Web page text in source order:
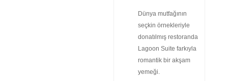
Dünya mutfağının
seçkin örnekleriyle
donatılmış restoranda
Lagoon Suite farkıyla
romantik bir akşam
yemeği.